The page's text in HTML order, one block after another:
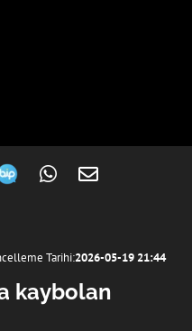
Tarihi:2026-05-19 21:44
kaybolan